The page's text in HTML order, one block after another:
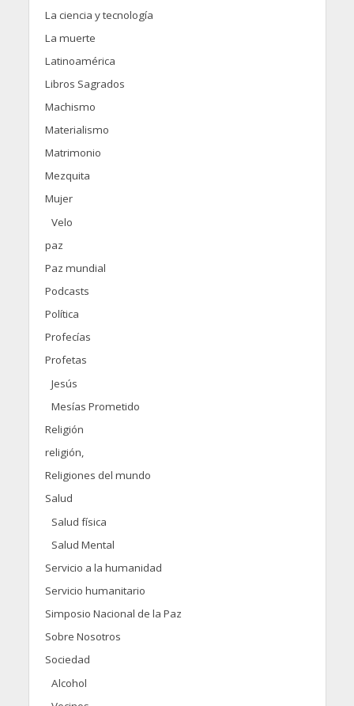
La ciencia y tecnología
La muerte
Latinoamérica
Libros Sagrados
Machismo
Materialismo
Matrimonio
Mezquita
Mujer
Velo
paz
Paz mundial
Podcasts
Política
Profecías
Profetas
Jesús
Mesías Prometido
Religión
religión,
Religiones del mundo
Salud
Salud física
Salud Mental
Servicio a la humanidad
Servicio humanitario
Simposio Nacional de la Paz
Sobre Nosotros
Sociedad
Alcohol